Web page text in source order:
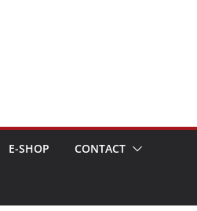
E-SHOP CONTACT